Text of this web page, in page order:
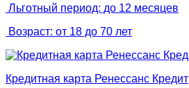
Льготный период: до 12 месяцев
Возраст: от 18 до 70 лет
Кредитная карта Ренессанс Кредит